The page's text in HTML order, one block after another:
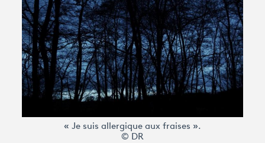
« Je suis allergique aux fraises ».
© DR